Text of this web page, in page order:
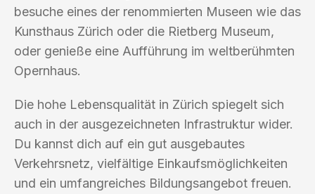
besuche eines der renommierten Museen wie das
Kunsthaus Zürich oder die Rietberg Museum,
oder genieße eine Aufführung im weltberühmten
Opernhaus.
Die hohe Lebensqualität in Zürich spiegelt sich
auch in der ausgezeichneten Infrastruktur wider.
Du kannst dich auf ein gut ausgebautes
Verkehrsnetz, vielfältige Einkaufsmöglichkeiten
und ein umfangreiches Bildungsangebot freuen.